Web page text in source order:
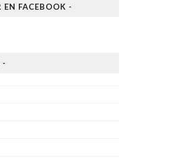
EN FACEBOOK -
-